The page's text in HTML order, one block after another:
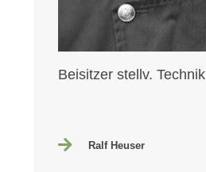
Beisitzer stellv. Technik
Ralf Heuser